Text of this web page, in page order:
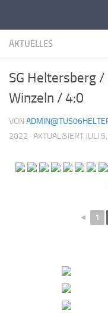
AKTUELLES
SG Heltersberg /
Winzeln / 4:0
VON
2022 · AKTUALISIERT JULI
◄ 1